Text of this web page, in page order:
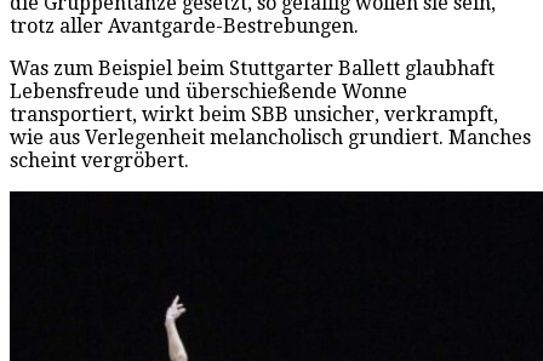
trotz aller Avantgarde-Bestrebungen.
Was zum Beispiel beim Stuttgarter Ballett glaubhaft
Lebensfreude und überschießende Wonne
transportiert, wirkt beim SBB unsicher, verkrampft,
wie aus Verlegenheit melancholisch grundiert. Manches
scheint vergröbert.